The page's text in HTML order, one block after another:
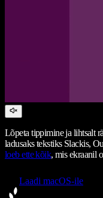
Lõpeta tippimine ja lihtsalt
ladusaks tekstiks Slackis,
loeb ette kõik, mis ekraanil
Laadi macOS-ile